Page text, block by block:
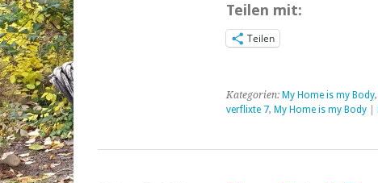
Teilen mit:
Teilen
Kategorien: My Home is my Body,
verflixte 7, My Home is my Body|